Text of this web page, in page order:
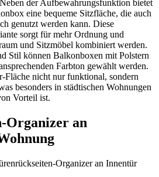
der Aufbewahrungsfunktion bietet
eine bequeme Sitzfläche, die auch
genutzt werden kann. Diese
sorgt für mehr Ordnung und
und Sitzmöbel kombiniert werden.
Stil können Balkonboxen mit Polstern
Farbton gewählt werden.
Fläche nicht nur funktional, sondern
besonders in städtischen Wohnungen
Vorteil ist.
an